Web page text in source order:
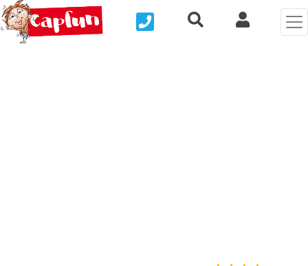
Nous contacterRecherche rapide
Mi